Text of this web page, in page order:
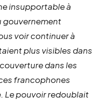
insupportable à
gouvernement
voir continuer à
plus visibles dans
dans les
francophones
Le pouvoir redoublait